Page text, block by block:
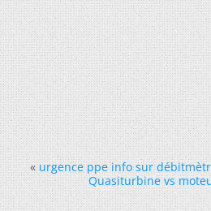
« urgence ppe info sur
Quasiturbine vs